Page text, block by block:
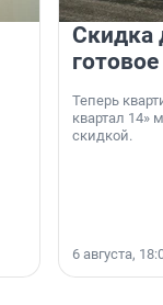
Скидка
Теперь
квартал 14»
скидкой.
6 августа,